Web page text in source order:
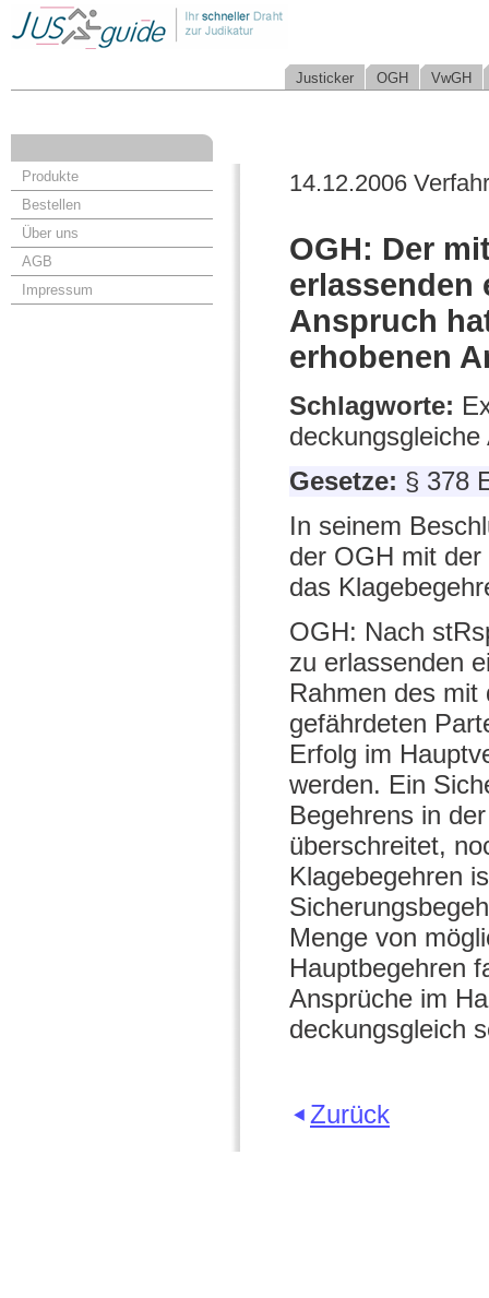
Justicker OGH VwGH
Produkte
Bestellen
Über uns
AGB
Impressum
14.12.2006
OGH: Der
erlassenden
Anspruch
erhobenen
Schlagworte:
Gesetze: § 378
In seinem
der OGH mit
das
OGH: Nach
zu erlassenden
Rahmen des mit
gefährdeten
Erfolg im
werden. Ein
Begehrens in
überschreitet,
Klagebegehren
Menge von
Hauptbegehren
Ansprüche im
deckungsgleich
Zurück